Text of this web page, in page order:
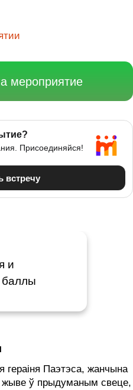
мероприятие
и
баллы
гераіня Паэтэса, жанчына
жыве ў прыдуманым свеце,